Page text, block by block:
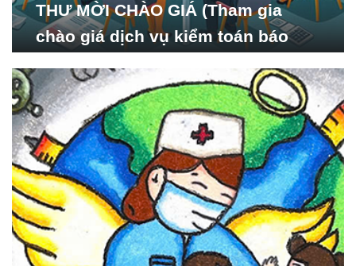
THƯ MỜI CHÀO GIÁ (Tham gia
chào giá dịch vụ kiểm toán báo
Nghiên cứu Phát triển Xã
hội_ISDS)